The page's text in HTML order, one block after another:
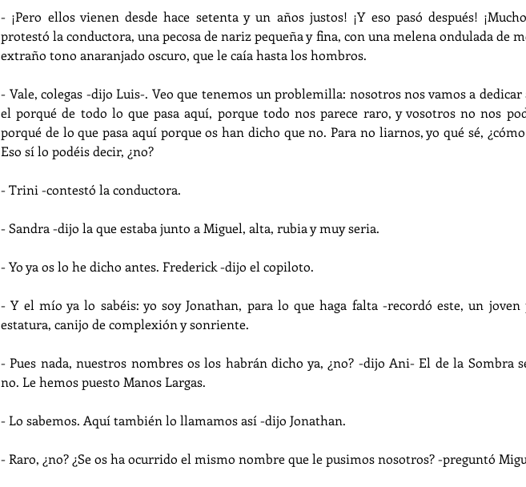
- ¡Pero ellos vienen desde hace setenta y un años justos! ¡Y eso pasó después!
protestó la conductora, una pecosa de nariz pequeña y fina, con una melena ondulada de
extraño tono anaranjado oscuro, que le caía hasta los hombros.
- Vale, colegas -dijo Luis-. Veo que tenemos un problemilla: nosotros nos vamos a
el porqué de todo lo que pasa aquí, porque todo nos parece raro, y vosotros no nos
porqué de lo que pasa aquí porque os han dicho que no. Para no liarnos, yo qué sé,
Eso sí lo podéis decir, ¿no?
- Trini -contestó la conductora.
- Sandra -dijo la que estaba junto a Miguel, alta, rubia y muy seria.
- Yo ya os lo he dicho antes. Frederick -dijo el copiloto.
- Y el mío ya lo sabéis: yo soy Jonathan, para lo que haga falta -recordó este, un joven
estatura, canijo de complexión y sonriente.
- Pues nada, nuestros nombres os los habrán dicho ya, ¿no? -dijo Ani- El de la Sombra
no. Le hemos puesto Manos Largas.
- Lo sabemos. Aquí también lo llamamos así -dijo Jonathan.
- Raro, ¿no? ¿Se os ha ocurrido el mismo nombre que le pusimos nosotros? -preguntó